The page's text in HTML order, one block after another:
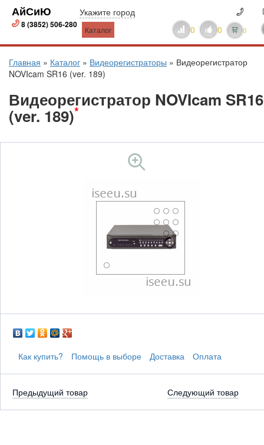
АйСиЮ
8 (3852) 506-280
Укажите город
Каталог 0 0 0
Главная » Каталог » Видеорегистраторы » Видеорегистратор
NOVIcam SR16 (ver. 189)
Видеорегистратор NOVIcam SR16
(ver. 189)*
Как купить? Помощь в выборе Доставка Оплата
Следующий товар
Предыдущий товар